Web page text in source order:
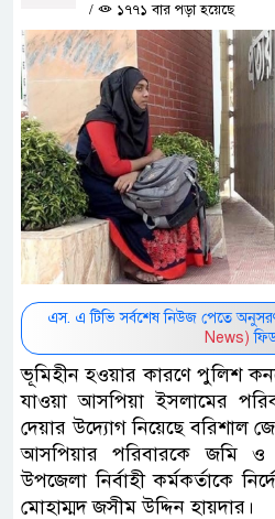
/
১৭৭১ বার পড়া হয়েছে
এস. এ টিভি সর্বশেষ নিউজ পেতে
News)
ভূমিহীন হওয়ার কারণে পুলিশ
যাওয়া আসপিয়া ইসলামের
দেয়ার উদ্যোগ নিয়েছে বরিশাল
আসপিয়ার পরিবারকে জমি
উপজেলা নির্বাহী কর্মকর্তাকে
মোহাম্মদ জসীম উদ্দিন হায়দার।